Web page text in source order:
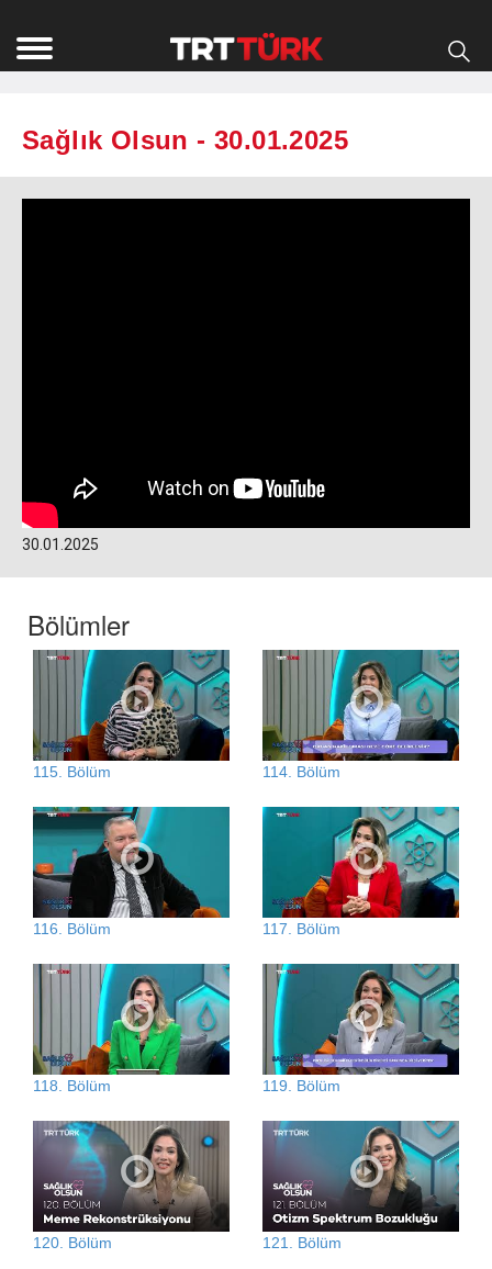
Sağlık Olsun - 30.01.2025
30.01.2025
Bölümler
115. Bölüm 114. Bölüm
116. Bölüm 117. Bölüm
118. Bölüm 119. Bölüm
120. Bölüm 121. Bölüm